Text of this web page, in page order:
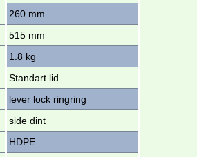
260 mm
515 mm
1.8 kg
Standart lid
lever lock ringring
side dint
HDPE